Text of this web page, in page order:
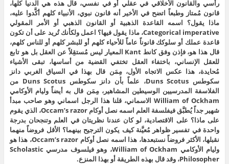
رأسي والقانون الأخلاقي في عقلي أو في نفسي، قال هذه هي الدنيا كلها،
قانون مُمتاز وطبعاً اتضح في الأخير أنه قانون نبوي، الأنبياء كلهم أكَّدوا عليه،
ماذا يقول؟ اسمه القاعدة الذهبية أو القانون الذهبي أو الأمر المقولي
Categorical imperative، ماذا يقول فيها؟ اعمل ولكأنك تُريد على أن تكون
قاعدة عملك أو سلوكك قانوناً عاماً للأحياء كلهم أو للبشر كلهم أو للناس كلهم،
قال هذا هو، فإذن وفق كانط Kant المعيار ليس مُستقِلاً عن العقل بل هو تابع
للعقل الإنساني، باختفاء العقل تختفي القضية من أساسها، تبقى الأشياء
مُحايدة، هذا عكس الاتجاه الأول، مِمَن قال بهذا في السياق الغربي دانز
سكوطس Duns Scotus، علماً بأن دانز سكوطس Duns Scotus من
الفلاسفة المدرسيين الوسيطين المشاهير، مِمَن قال به أيضاً وليام الأوكامي
William of Ockham الاسماني، قلنا هذا الرجل اسماني وهو صاحب مبدأ
شهير جداً يُطبَّق فيفلسفة العلم اسمه نصل أوكام Occam’s razor، الذي يقوم
على ماذا؟ على الاقتصادية، لو كان عندنا نظريتان في العلم وتنجحان بدرجة
واحدة في تفسير ظواهر مُعيَّنة كيف يكون الترجيح بينهما؟ الأقل فروضاً منهما
نقبلها، الأكثر فروضاً نستبعدها، هذا اسمه نصل أوكام Occam’s razor، هذا هو
وليام الأوكامي William of Ockham، وهو فيلسوف مدرسي Scholastic
Philosopher، وقد قال بهذه الطريقة أو بهذا المنزع.